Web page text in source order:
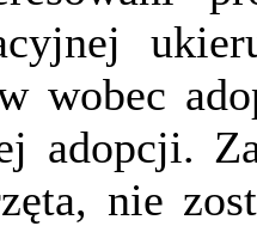
wobec
adopcji.
nie